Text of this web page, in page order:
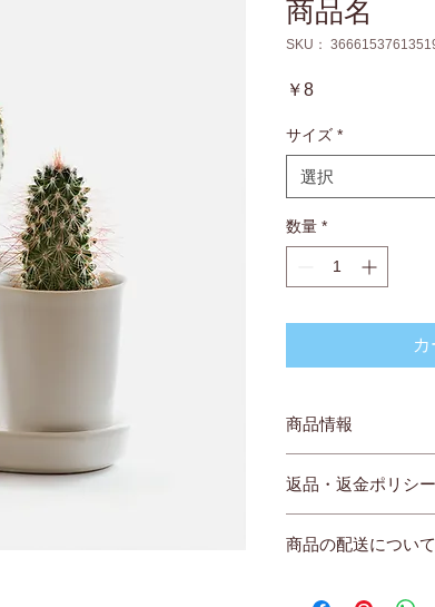
商品名
SKU：
￥8価
サイズ *
選択
数量 *
商品情報
明に加え、商品の特
しましょう。
返品・返金ポリシー
だけなかった場合の
商品の配送について